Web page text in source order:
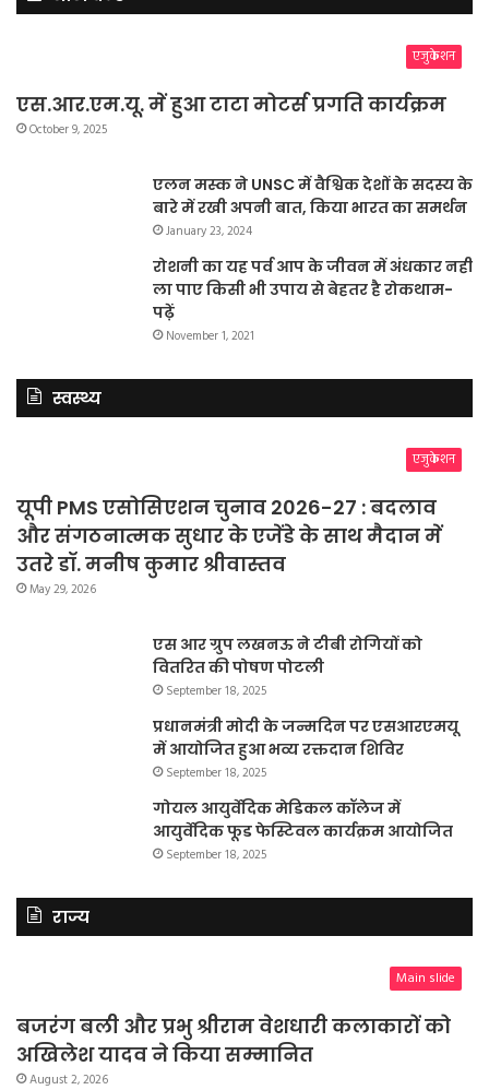
एजुकेशन
एस.आर.एम.यू. में हुआ टाटा मोटर्स प्रगति कार्यक्रम
October 9, 2025
एलन मस्क ने UNSC में वैश्विक देशों के सदस्य के
बारे में रखी अपनी बात, किया भारत का समर्थन
January 23, 2024
रोशनी का यह पर्व आप के जीवन में अंधकार नहीं
ला पाए किसी भी उपाय से बेहतर है रोकथाम-
पढ़ें
November 1, 2021
स्वस्थ्य
एजुकेशन
यूपी PMS एसोसिएशन चुनाव 2026-27 : बदलाव
और संगठनात्मक सुधार के एजेंडे के साथ मैदान में
उतरे डॉ. मनीष कुमार श्रीवास्तव
May 29, 2026
एस आर ग्रुप लखनऊ ने टीबी रोगियों को
वितरित की पोषण पोटली
September 18, 2025
प्रधानमंत्री मोदी के जन्मदिन पर एसआरएमयू
में आयोजित हुआ भव्य रक्तदान शिविर
September 18, 2025
गोयल आयुर्वेदिक मेडिकल कॉलेज में
आयुर्वेदिक फूड फेस्टिवल कार्यक्रम आयोजित
September 18, 2025
राज्य
Main slide
बजरंग बली और प्रभु श्रीराम वेशधारी कलाकारों को
अखिलेश यादव ने किया सम्मानित
August 2, 2026